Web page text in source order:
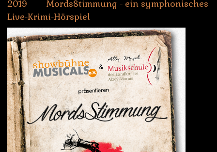
2019 MordsStimmung - ein symphonisches
Live-Krimi-Hörspiel